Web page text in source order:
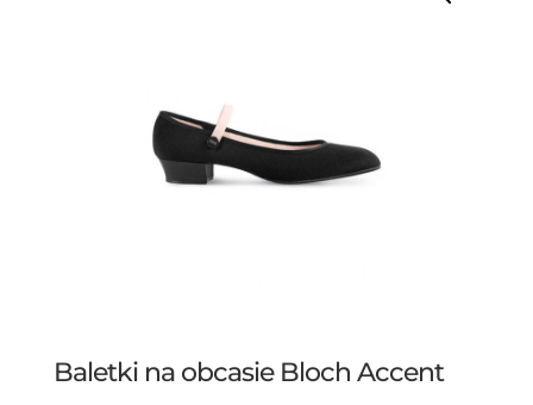
Baletki na obcasie Bloch Accent